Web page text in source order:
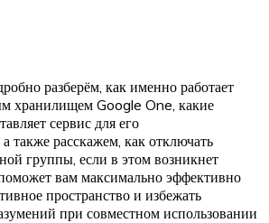
разберём, как именно работает
хранилищем Google One, какие
сервис для его
также расскажем, как отключать
группы, если в этом возникнет
вам максимально эффективно
пространство и избежать
при совместном использовании